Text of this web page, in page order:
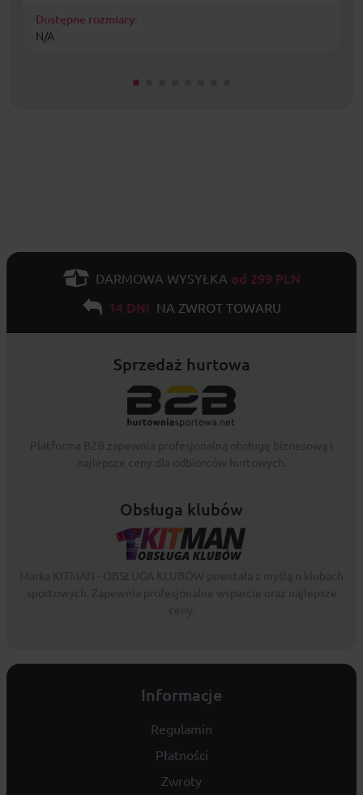
Dostępne rozmiary:
N/A
DARMOWA WYSYŁKA od 299 PLN
14 DNI NA ZWROT TOWARU
Sprzedaż hurtowa
Obsługa klubów
Informacje
Regulamin
Płatności
Zwroty